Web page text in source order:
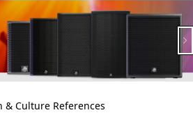
& Culture References